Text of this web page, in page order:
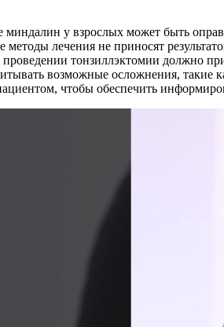
миндалин у взрослых может быть
лечения не приносят
тонзиллэктомии должно
возможные осложнения, такие
чтобы обеспечить